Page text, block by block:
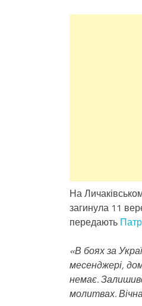
На
загинула 11
передають
«В боях за
месенджері,
немає.
молитвах.